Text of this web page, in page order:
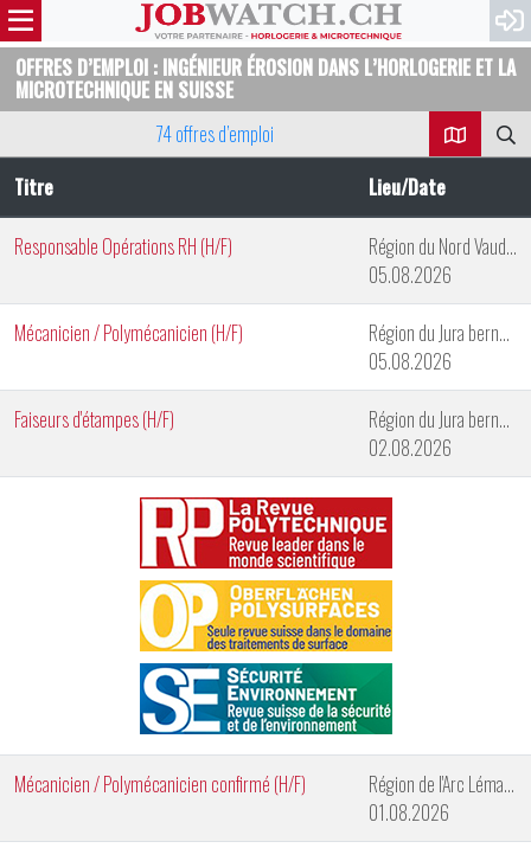
OFFRES D’EMPLOI : INGÉNIEUR ÉROSION DANS L’HORLOGERIE ET LA
MICROTECHNIQUE EN SUISSE
74 offres d’emploi
Titre
Lieu/Date
Responsable Opérations RH (H/F)
Région du Nord Vaudois
05.08.2026
Mécanicien / Polymécanicien (H/F)
Région du Jura bernois
05.08.2026
Faiseurs d'étampes (H/F)
Région du Jura bernois
02.08.2026
Mécanicien / Polymécanicien confirmé (H/F)
Région de l'Arc Lémanique
01.08.2026